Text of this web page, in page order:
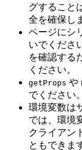
グすること
全を確保し
ページにシ
いでくださ
を確認する
ください。
getProps や
でください。
環境変数は
では、環境
クライアン
ともできま